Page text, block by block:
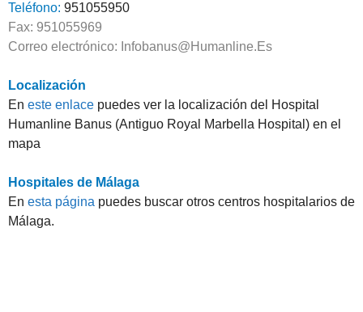
Teléfono: 951055950
Fax: 951055969
Correo electrónico: Infobanus@Humanline.Es
Localización
En este enlace puedes ver la localización del Hospital
Humanline Banus (Antiguo Royal Marbella Hospital) en el
mapa
Hospitales de Málaga
En esta página puedes buscar otros centros hospitalarios de
Málaga.